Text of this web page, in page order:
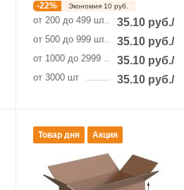
-22% Экономия 10 руб.
от 200 до 499 шт 35.10руб./шт
от 500 до 999 шт 35.10руб./шт
от 1000 до 2999 шт 35.10руб./шт
от 3000 шт 35.10руб./шт
Товар дня Акция